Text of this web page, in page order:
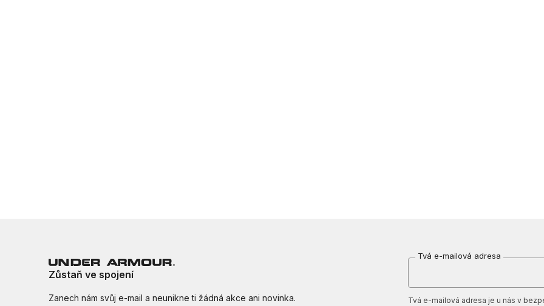
Zůstaň ve spojení
Zanech nám svůj e-mail a neunikne ti žádná akce ani novinka.
Tvá e-mailová adresa
Tvá e-mailová adresa je u nás v